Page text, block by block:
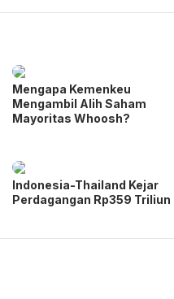
Mengapa Kemenkeu
Mengambil Alih Saham
Mayoritas Whoosh?
Indonesia-Thailand Kejar
Perdagangan Rp359 Triliun